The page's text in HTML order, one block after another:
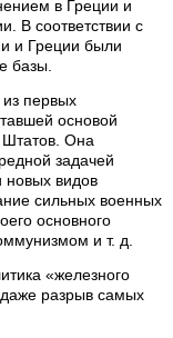
в Греции и
В соответствии с
и Греции были
базы.
первых
основой
Штатов. Она
задачей
новых видов
сильных военных
основного
и т. д.
«железного
даже разрыв самых